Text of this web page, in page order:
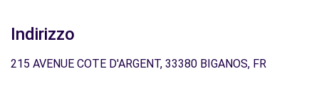
Indirizzo
215 AVENUE COTE D'ARGENT, 33380 BIGANOS, FR